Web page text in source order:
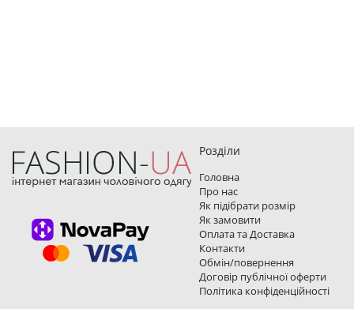
Розділи
Головна
Про нас
Як підібрати розмір
Як замовити
Оплата та Доставка
Контакти
Обмін/повернення
Договір публічної оферти
Політика конфіденційності